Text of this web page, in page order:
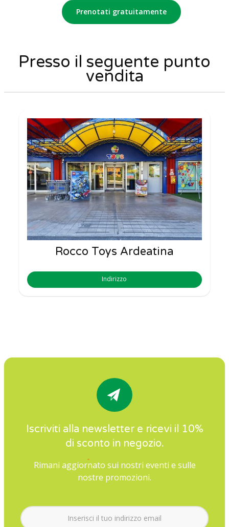
Prenotati gratuitamente
Presso il seguente punto
vendita
Rocco Toys Ardeatina
Indirizzo
Iscriviti alla newsletter e ricevi il 10%
di sconto in negozio.
Rimani aggiornato sui nostri eventi e sulle
nostre promozioni.